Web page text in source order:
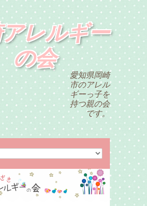
レルギー
の会
愛知県岡崎
市のアレル
ギーっ子を
持つ親の会
です。